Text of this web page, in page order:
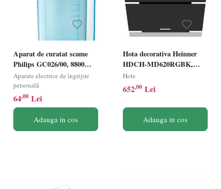
Aparat de curatat scame
Philips GC026/00, 8800
rotatii/min, Alb/Albastru
Aparate electrice de îngrijire
personală
64,00 Lei
Adauga in cos
Hota decorativa Heinner
HDCH-MD620RGBK,
Latime 60cm, Capacitate
absorbtie 620m³/h, 4 trepte
de viteza, 1 filtru aluminiu,
Control Touch, Sticla
Hote
652,00 Lei
Adauga in cos